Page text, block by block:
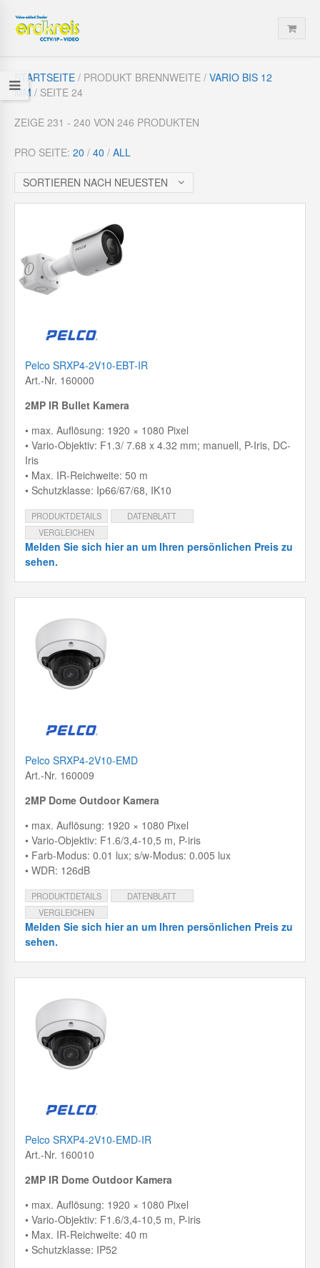
STARTSEITE / PRODUKT BRENNWEITE / VARIO BIS 12
MM / SEITE 24
ZEIGE 231 - 240 VON 246 PRODUKTEN
PRO SEITE: 20 / 40 / ALL
SORTIEREN NACH NEUESTEN
Pelco SRXP4-2V10-EBT-IR
Art.-Nr. 160000
2MP IR Bullet Kamera
• max. Auflösung: 1920 × 1080 Pixel
• Vario-Objektiv: F1.3/ 7.68 x 4.32 mm; manuell, P-Iris, DC-
Iris
• Max. IR-Reichweite: 50 m
• Schutzklasse: Ip66/67/68, IK10
PRODUKTDETAILS
DATENBLATT
VERGLEICHEN
Melden Sie sich hier an um Ihren persönlichen Preis zu
sehen.
Pelco SRXP4-2V10-EMD
Art.-Nr. 160009
2MP Dome Outdoor Kamera
• max. Auflösung: 1920 × 1080 Pixel
• Vario-Objektiv: F1.6/3,4-10,5 m, P-iris
• Farb-Modus: 0.01 lux; s/w-Modus: 0.005 lux
• WDR: 126dB
PRODUKTDETAILS
DATENBLATT
VERGLEICHEN
Melden Sie sich hier an um Ihren persönlichen Preis zu
sehen.
Pelco SRXP4-2V10-EMD-IR
Art.-Nr. 160010
2MP IR Dome Outdoor Kamera
• max. Auflösung: 1920 × 1080 Pixel
• Vario-Objektiv: F1.6/3,4-10,5 m, P-iris
• Max. IR-Reichweite: 40 m
• Schutzklasse: IP52